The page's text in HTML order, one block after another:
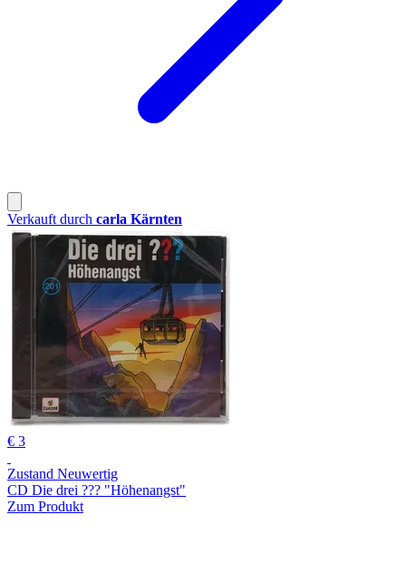
Verkauft durch carla Kärnten
€ 3
Zustand Neuwertig
CD Die drei ??? "Höhenangst"
Zum Produkt